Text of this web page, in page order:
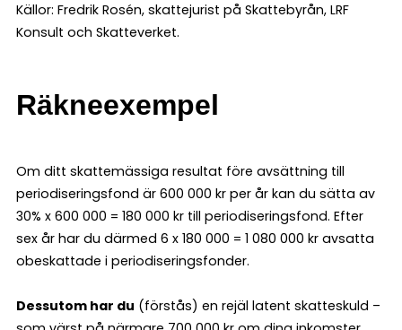
Källor: Fredrik Rosén, skattejurist på Skattebyrån, LRF
Konsult och Skatteverket.
Räkneexempel
Om ditt skattemässiga resultat före avsättning till
periodiseringsfond är 600 000 kr per år kan du sätta av
30% x 600 000 = 180 000 kr till periodiseringsfond. Efter
sex år har du därmed 6 x 180 000 = 1 080 000 kr avsatta
obeskattade i periodiseringsfonder.
Dessutom har du (förstås) en rejäl latent skatteskuld –